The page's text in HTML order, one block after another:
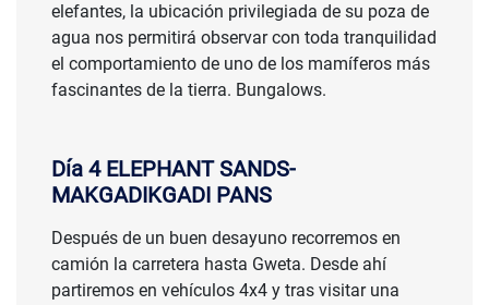
elefantes, la ubicación privilegiada de su poza de
agua nos permitirá observar con toda tranquilidad
el comportamiento de uno de los mamíferos más
fascinantes de la tierra. Bungalows.
Día 4 ELEPHANT SANDS-
MAKGADIKGADI PANS
Después de un buen desayuno recorremos en
camión la carretera hasta Gweta. Desde ahí
partiremos en vehículos 4x4 y tras visitar una